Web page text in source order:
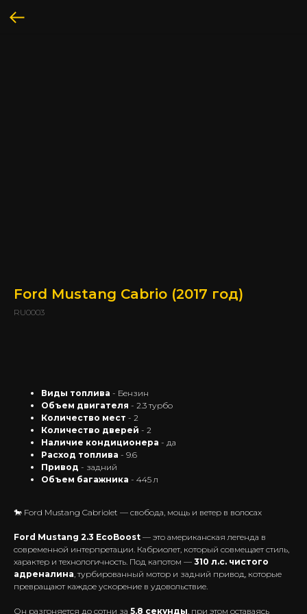
Ford Mustang Cabrio (2017 год)
RU0003
Виды топлива - Бензин
Объем двигателя - 2.3 турбо
Количество мест - 2
Количество дверей - 2
Наличие кондиционера - да
Расход топлива - 9.6
Привод - задний
Объем багажника - 445 л
🐎 Ford Mustang Cabriolet — свобода, мощь и ветер в волосах
Ford Mustang 2.3 EcoBoost — это американская легенда в
современной интерпретации. Кабриолет, который совмещает стиль,
характер и технологичность. Под капотом — 310 л.с. чистого
адреналина, турбированный мотор и задний привод, которые
превращают каждое ускорение в удовольствие.
Он разгоняется до сотни за 5,8 секунды, при этом оставаясь